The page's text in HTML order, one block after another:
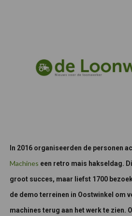
In 2016 organiseerden de personen
Machines een retro mais hakseldag.
groot succes, maar liefst 1700
de demo terreinen in Oostwinkel om
machines terug aan het werk te zien.